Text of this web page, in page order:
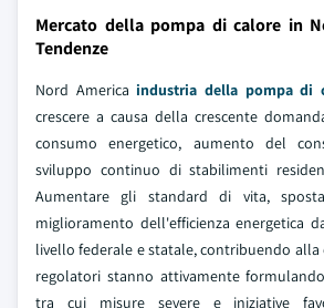
Mercato della pompa di calore in
Tendenze
Nord America industria della pompa di
crescere a causa della crescente
consumo energetico, aumento del
sviluppo continuo di stabilimenti
Aumentare gli standard di vita,
miglioramento dell'efficienza energetica
livello federale e statale, contribuendo alla
regolatori stanno attivamente
tra cui misure severe e iniziative